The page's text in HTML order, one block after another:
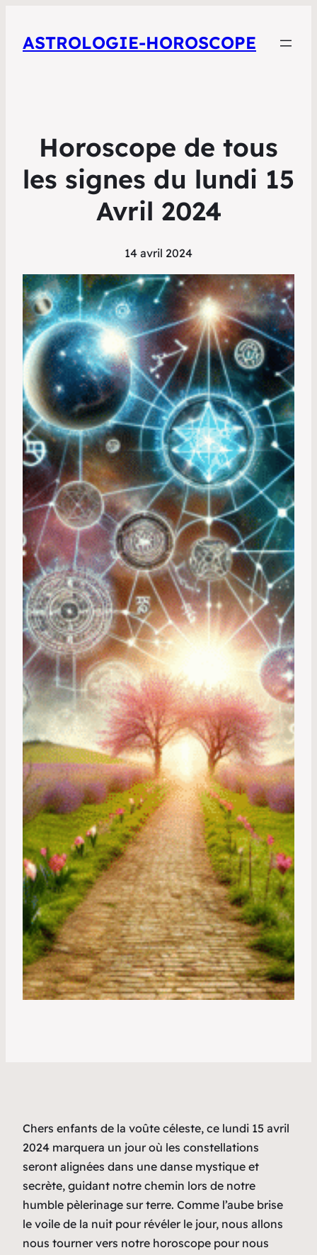
ASTROLOGIE-HOROSCOPE
Horoscope de tous
les signes du lundi 15
Avril 2024
14 avril 2024
Chers enfants de la voûte céleste, ce lundi 15 avril
2024 marquera un jour où les constellations
seront alignées dans une danse mystique et
secrète, guidant notre chemin lors de notre
humble pèlerinage sur terre. Comme l’aube brise
le voile de la nuit pour révéler le jour, nous allons
nous tourner vers notre horoscope pour nous